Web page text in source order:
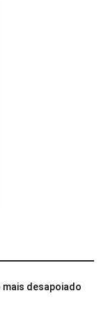
desapoiado